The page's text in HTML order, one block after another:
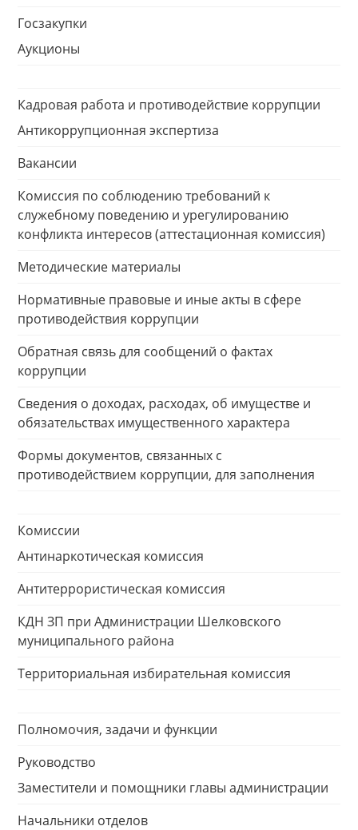
Госзакупки
Аукционы
Кадровая работа и противодействие коррупции
Антикоррупционная экспертиза
Вакансии
Комиссия по соблюдению требований к
служебному поведению и урегулированию
конфликта интересов (аттестационная комиссия)
Методические материалы
Нормативные правовые и иные акты в сфере
противодействия коррупции
Обратная связь для сообщений о фактах
коррупции
Сведения о доходах, расходах, об имуществе и
обязательствах имущественного характера
Формы документов, связанных с
противодействием коррупции, для заполнения
Комиссии
Антинаркотическая комиссия
Антитеррористическая комиссия
КДН ЗП при Администрации Шелковского
муниципального района
Территориальная избирательная комиссия
Полномочия, задачи и функции
Руководство
Заместители и помощники главы администрации
Начальники отделов